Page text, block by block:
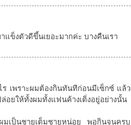
แข็งตัวดีขึ้นเยอะมากค่ะ บางคืนเรา
เพราะผมต้องกินทันทีก่อนมีเซ็กซ์ แล้ว
ยให้ทั้งผมทั้งแฟนค้างเติ่งอยู่อย่างนั้น
เป็นชายเต็มชายหน่อย พอกินจนครบ